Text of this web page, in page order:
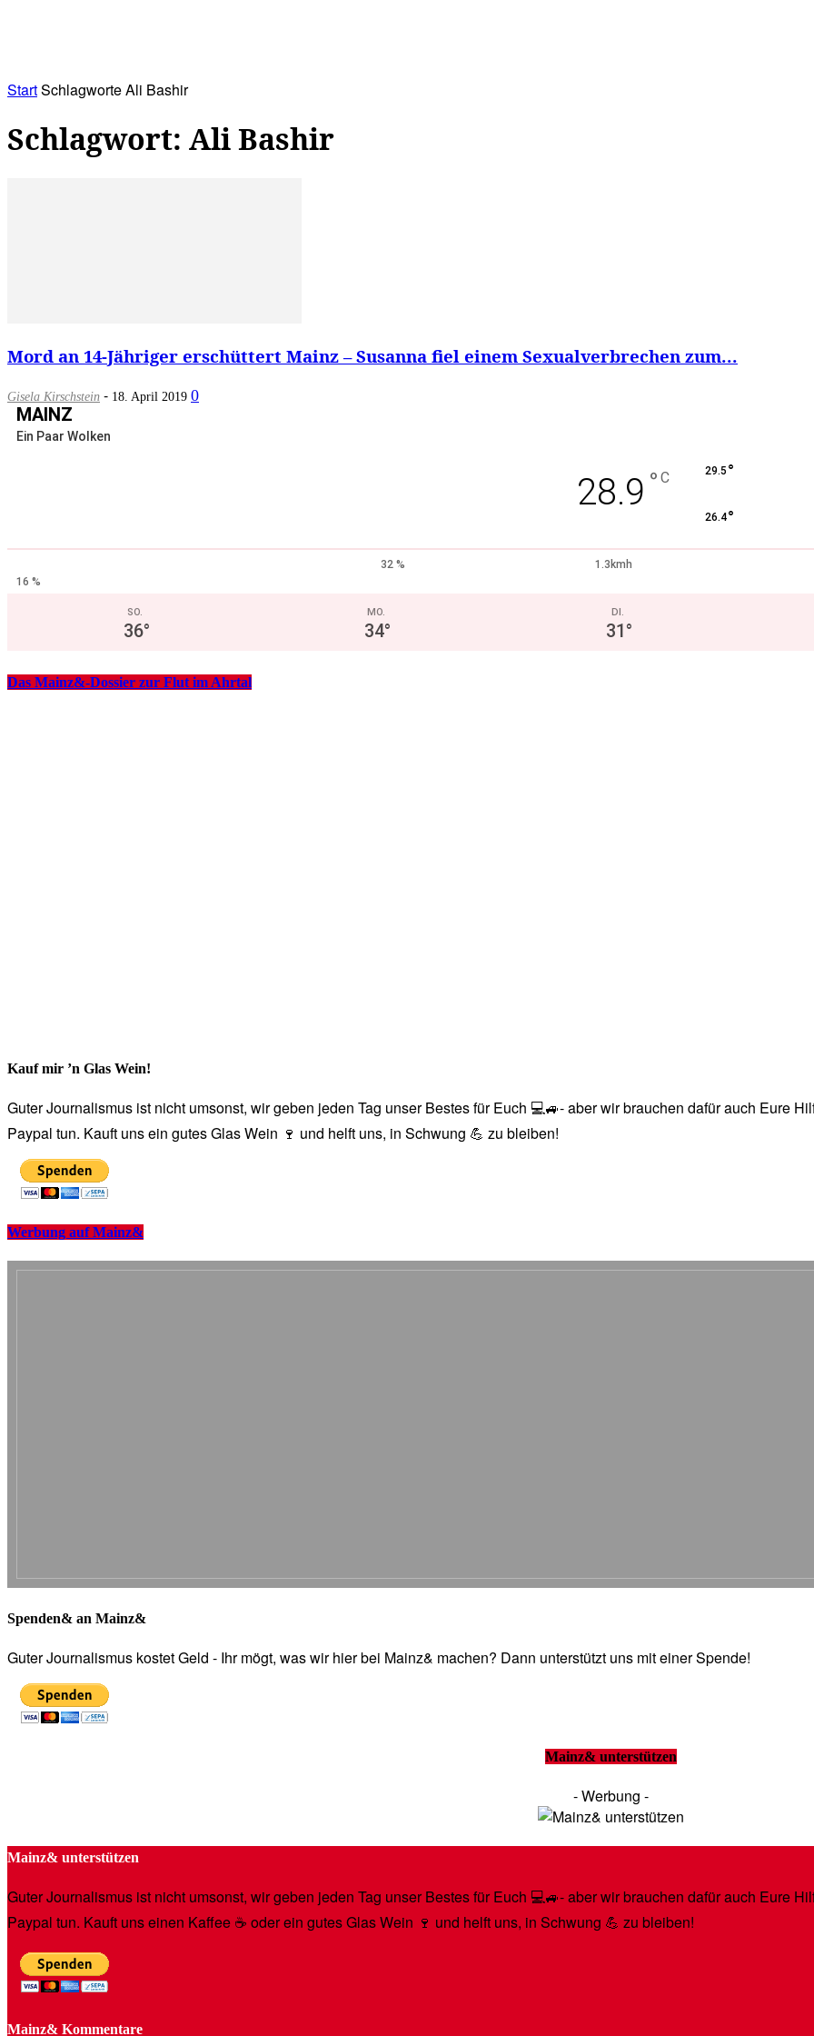
StartSchlagworteAli Bashir
Schlagwort: Ali Bashir
Mord an 14-Jähriger erschüttert Mainz – Susanna fiel einem Sexualverbrechen zum...
Gisela Kirschstein - 18. April 2019 0
MAINZ
Ein Paar Wolken
28.9 ° C 29.5 °
26.4°
32 %
1.3kmh
16 %
SO.
36°
MO.
34°
DI.
31°
Das Mainz&-Dossier zur Flut im Ahrtal
Kauf mir ’n Glas Wein!
Guter Journalismus ist nicht umsonst, wir geben jeden Tag unser Bestes für Euch 💻🚙- aber wir brauchen dafür auch Eure
Paypal tun. Kauft uns ein gutes Glas Wein 🍷 und helft uns, in Schwung 💪 zu bleiben!
Werbung auf Mainz&
Spenden& an Mainz&
Guter Journalismus kostet Geld - Ihr mögt, was wir hier bei Mainz& machen? Dann unterstützt uns mit einer Spende!
Mainz& unterstützen
- Werbung -
Mainz& unterstützen
Guter Journalismus ist nicht umsonst, wir geben jeden Tag unser Bestes für Euch 💻🚙- aber wir brauchen dafür auch Eure
Paypal tun. Kauft uns einen Kaffee ☕️ oder ein gutes Glas Wein 🍷 und helft uns, in Schwung 💪 zu bleiben!
Mainz& Kommentare